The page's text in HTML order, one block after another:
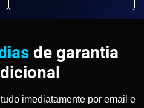
de garantia
imediatamente por email e